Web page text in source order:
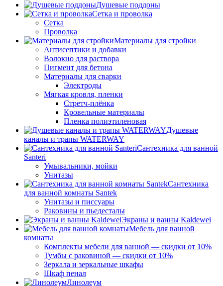
Душевые поддоны
Сетка и проволка
Сетка
Проволка
Материалы для стройки
Антисептики и добавки
Волокно для раствора
Пигмент для бетона
Материалы для сварки
Электроды
Мягкая кровля, пленки
Стретч-плёнка
Кровельные материалы
Пленка полиэтиленовая
Душевые
каналы и трапы WATERWAY
Сантехника для ванной
Santeri
Умывальники, мойки
Унитазы
Сантехника
для ванной комнаты Santek
Унитазы и писсуары
Раковины и пьедесталы
Экраны и ванны Kaldewei
Мебель для ванной
комнаты
Комплекты мебели для ванной — скидки от 10%
Тумбы с раковиной — скидки от 10%
Зеркала и зеркальные шкафы
Шкаф пенал
Линолеум